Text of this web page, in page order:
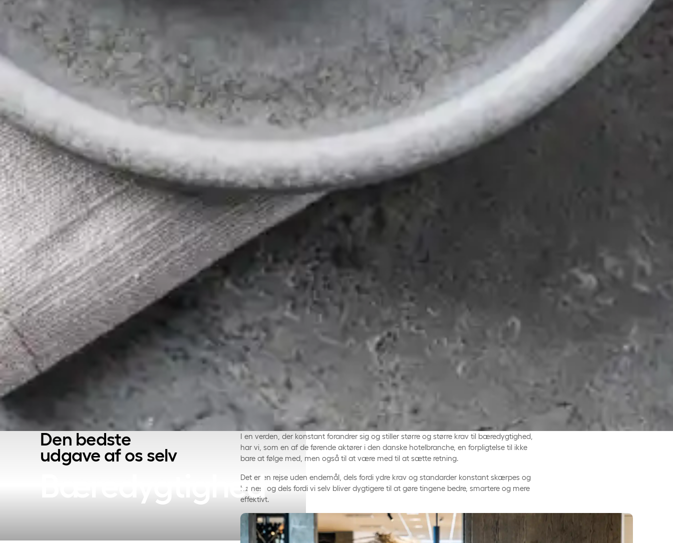
Bæredygtighed
Den bedste
udgave af os selv
I en verden, der konstant forandrer sig og stiller større og større krav til bæredygtighed,
har vi, som en af de førende aktører i den danske hotelbranche, en forpligtelse til ikke
bare at følge med, men også til at være med til at sætte retning.
Det er en rejse uden endemål, dels fordi ydre krav og standarder konstant skærpes og
højnes, og dels fordi vi selv bliver dygtigere til at gøre tingene bedre, smartere og mere
effektivt.